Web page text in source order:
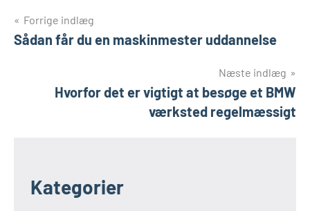
Indlægsnavigation
Forrige indlæg
Sådan får du en maskinmester uddannelse
Næste indlæg
Hvorfor det er vigtigt at besøge et BMW
værksted regelmæssigt
Kategorier